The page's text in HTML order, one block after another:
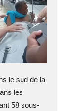
le sud de la
les
58 sous-